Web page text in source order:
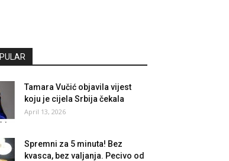
Tamara Vučić objavila vijest
koju je cijela Srbija čekala
April 13, 2026
Spremni za 5 minuta! Bez
kvasca, bez valjanja. Pecivo od